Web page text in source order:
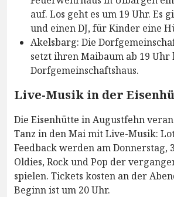
auf. Los geht es um 19 Uhr. Es
und einen DJ, für Kinder eine
Akelsbarg: Die
setzt ihren Maibaum ab 19 Uhr
Dorfgemeinschaftshaus.
Live-Musik in der
Die Eisenhütte in Augustfehn
Tanz in den Mai mit Live-Musik:
Feedback werden am Donnerstag,
Oldies, Rock und Pop der
spielen. Tickets kosten an der
Beginn ist um 20 Uhr.